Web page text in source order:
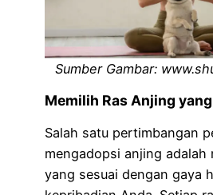
Sumber Gambar:
Memilih Ras Anjing
Salah satu pertimbangan
mengadopsi anjing adalah
yang sesuai dengan gaya